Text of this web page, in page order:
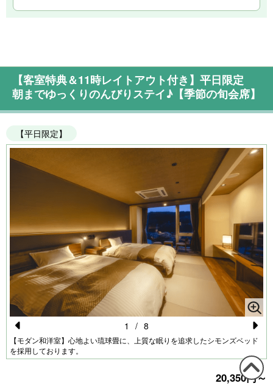
【客室特典＆11時レイトアウト付き】平日限定
朝までゆっくりのんびりステイ♪【季節の旬会席】
【平日限定】
Pr
e
【モダン和洋室】心地よい琉球畳に、上質な眠りを追求したシモンズベッド
を採用しております。
N
e
xt
1 / 8
20,350円～
この